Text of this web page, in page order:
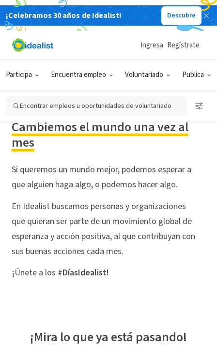
¡Celebramos 30 años de Idealist! Descubre
Participa Encuentra empleo Voluntariado Publica
Ingresa Regístrate
Encontrar empleos u oportunidades de voluntariado
DÍAS IDEALIST
¡Actúa, Comparte, Celebra! 🎉
Cambiemos el mundo una vez al
mes
Si queremos un mundo mejor, podemos esperar a
que alguien haga algo, o podemos hacer algo.
En Idealist buscamos personas y organizaciones
que quieran ser parte de un movimiento global de
esperanza y acción positiva, al que contribuyan con
sus buenas acciones cada mes.
¡Únete a los #DíasIdealist!
¡Mira lo que ya está pasando!